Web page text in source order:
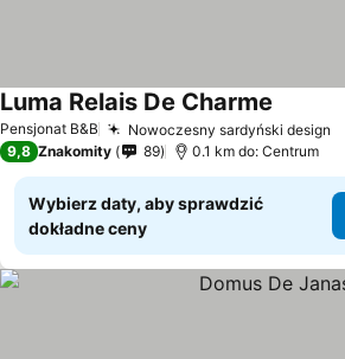
Pensjonat B&B Nowoczesny sardyński design
Luma Relais De Charme
9,8 Znakomity 89 0.1 km do: Centrum
Wybierz daty, aby sprawdzić
dokładne ceny